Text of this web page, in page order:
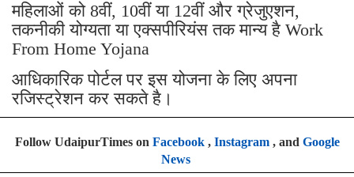
महिलाओं को 8वीं, 10वीं या 12वीं और ग्रेजुएशन,
तकनीकी योग्यता या एक्सपीरियंस तक मान्य है Work
From Home Yojana
आधिकारिक पोर्टल पर इस योजना के लिए अपना
रजिस्ट्रेशन कर सकते है।
Follow UdaipurTimes on Facebook, Instagram, and Google
News